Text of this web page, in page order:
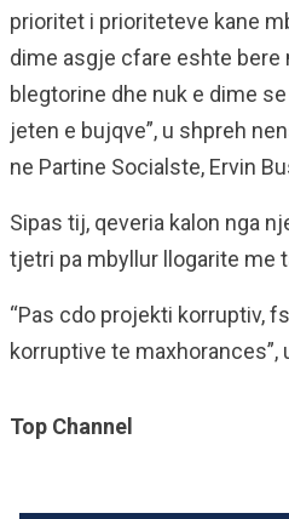
prioritet i prioriteteve kane
dime asgje cfare eshte bere
blegtorine dhe nuk e dime
jeten e bujqve”, u shpreh
ne Partine Socialste, Ervin
Sipas tij, qeveria kalon nga
tjetri pa mbyllur llogarite me
“Pas cdo projekti korruptiv,
korruptive te maxhorances”,
Top Channel